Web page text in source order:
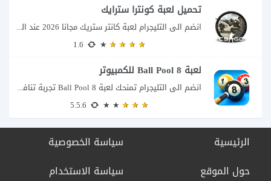
تحميل لعبة كونترا سترايك
انضم الى التليجرام لعبة كانتر ستريك مجانا 2026 عند البحث عن تحميل Counter-Strike للكمبيوتر...
لعبة 8 Ball Pool للكمبيوتر
انضم الى التليجرام تمنحك لعبة 8 Ball Pool تجربة تنافسية ممتعة تجمع بين دقة...
الرئيسية
حول الموقع
سياسة الخصوصية
سياسة الاستخدام